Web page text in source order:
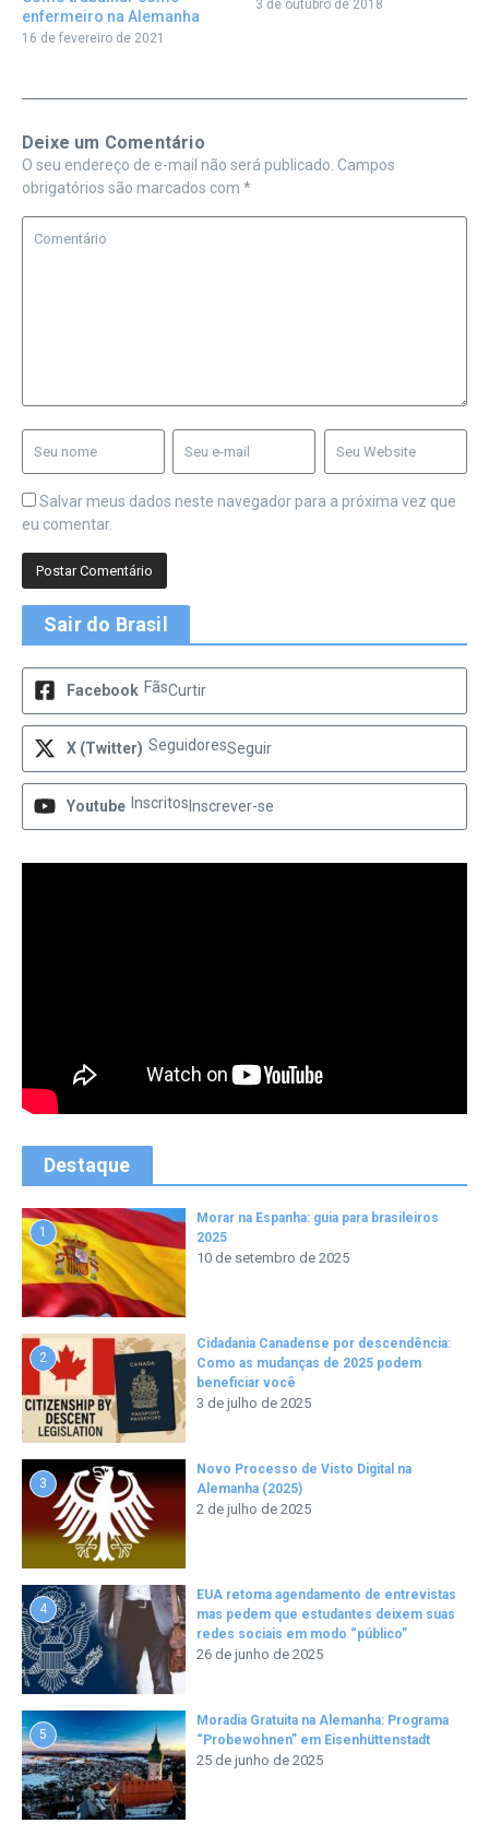
enfermeiro na Alemanha
16 de fevereiro de 2021
3 de outubro de 2018
Deixe um Comentário
O seu endereço de e-mail não será publicado. Campos
obrigatórios são marcados com *
Salvar meus dados neste navegador para a próxima vez que
eu comentar.
Sair do Brasil
Facebook FãsCurtir
X (Twitter) SeguidoresSeguir
Youtube Inscritos Inscrever-se
Destaque
1
Morar na Espanha: guia para brasileiros
2025
10 de setembro de 2025
2
Cidadania Canadense por descendência:
Como as mudanças de 2025 podem
beneficiar você
3 de julho de 2025
3
Novo Processo de Visto Digital na
Alemanha (2025)
2 de julho de 2025
4
EUA retoma agendamento de entrevistas
mas pedem que estudantes deixem suas
redes sociais em modo “público”
26 de junho de 2025
5
Moradia Gratuita na Alemanha: Programa
“Probewohnen” em Eisenhüttenstadt
25 de junho de 2025